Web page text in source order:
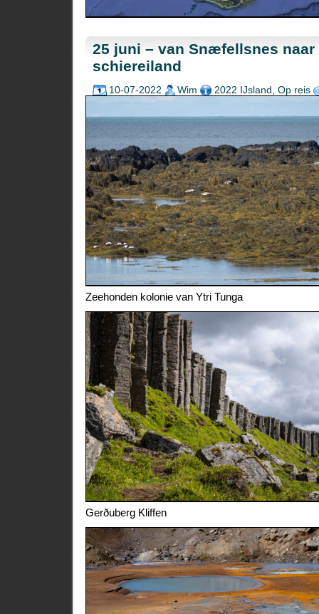
25 juni – van Snæfellsnes naar
schiereiland
10-07-2022 Wim 2022 IJsland Op reis
Zeehonden kolonie van Ytri Tunga
Gerðuberg Kliffen